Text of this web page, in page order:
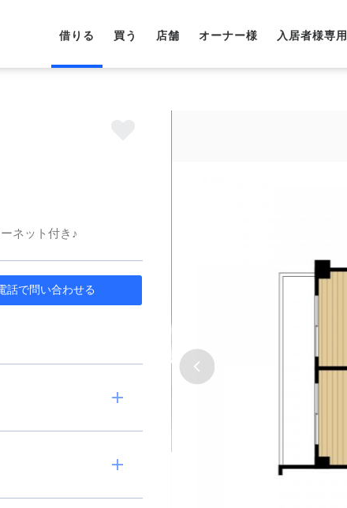
借りる 買う 店舗 オーナー様 入居者様専用
ネット付き♪
話で問い合わせる